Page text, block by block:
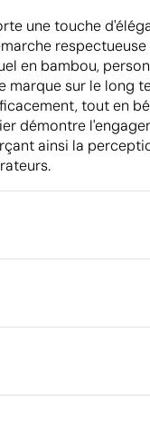
une touche
respectueuse
en bambou,
marque sur le long
tout en
démontre
ainsi la